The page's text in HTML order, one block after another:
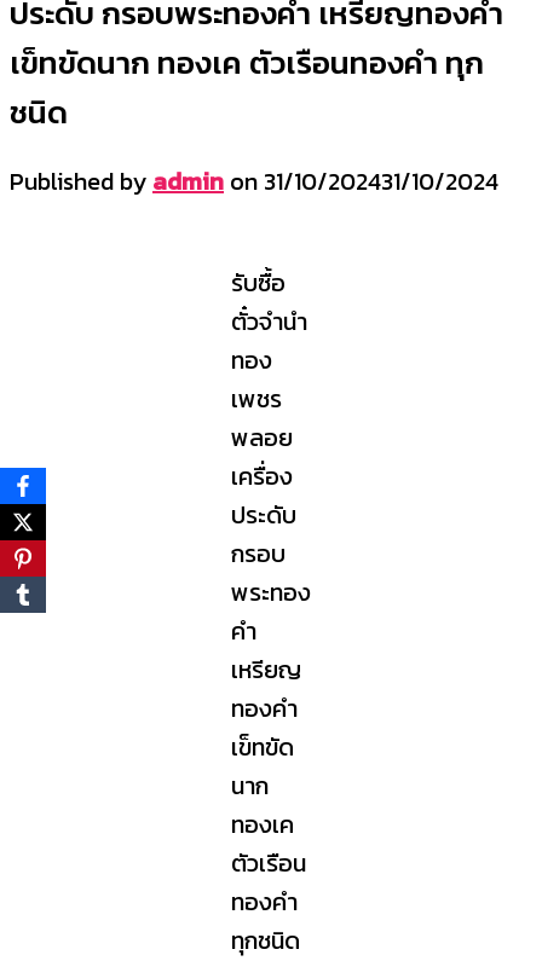
ประดับ กรอบพระทองคำ เหรียญทองคำ
เข็ทขัดนาก ทองเค ตัวเรือนทองคำ ทุก
ชนิด
Published byadmin on 31/10/202431/10/2024
รับซื้อ
ตั๋วจำนำ
ทอง
เพชร
พลอย
เครื่อง
ประดับ
กรอบ
พระทอง
คำ
เหรียญ
ทองคำ
เข็ทขัด
นาก
ทองเค
ตัวเรือน
ทองคำ
ทุกชนิด